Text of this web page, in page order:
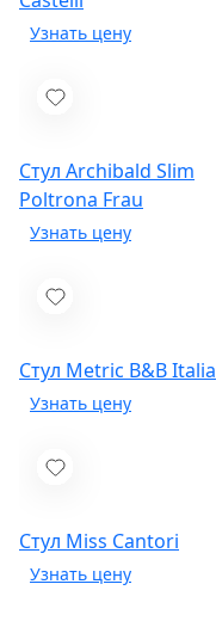
Стул Archibald Slim
Poltrona Frau
Стул Metric B&B Italia
Стул Miss Cantori